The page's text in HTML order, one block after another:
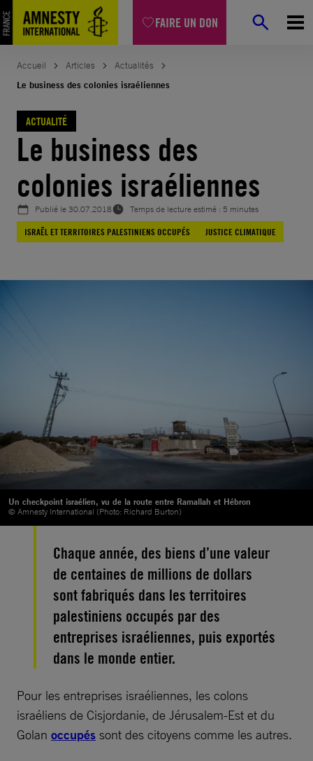
FAIRE UN DON
Aller
au
contenu
Accueil Articles
Actualités
Le business des colonies israéliennes
ACTUALITÉ
Le business des
colonies israéliennes
Publié le30.07.2018
Temps de lecture estimé : 5 minutes
ISRAËL ET TERRITOIRES PALESTINIENS OCCUPÉS
JUSTICE CLIMATIQUE
Un checkpoint israélien, vu de la route entre Ramallah et Hébron
© Amnesty International (Photo: Richard Burton)
Chaque année, des biens d’une valeur
de centaines de millions de dollars
sont fabriqués dans les territoires
palestiniens occupés par des
entreprises israéliennes, puis exportés
dans le monde entier.
Pour les entreprises israéliennes, les colons
israéliens de Cisjordanie, de Jérusalem-Est et du
Golan occupés sont des citoyens comme les autres.